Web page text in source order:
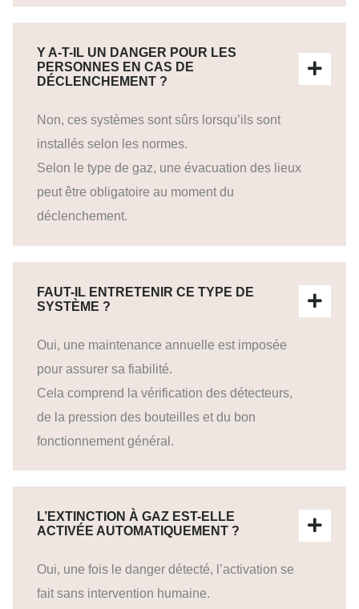
Y A-T-IL UN DANGER POUR LES
PERSONNES EN CAS DE
DÉCLENCHEMENT ?
Non, ces systèmes sont sûrs lorsqu’ils sont
installés selon les normes.
Selon le type de gaz, une évacuation des lieux
peut être obligatoire au moment du
déclenchement.
FAUT-IL ENTRETENIR CE TYPE DE
SYSTÈME ?
Oui, une maintenance annuelle est imposée
pour assurer sa fiabilité.
Cela comprend la vérification des détecteurs,
de la pression des bouteilles et du bon
fonctionnement général.
L’EXTINCTION À GAZ EST-ELLE
ACTIVÉE AUTOMATIQUEMENT ?
Oui, une fois le danger détecté, l’activation se
fait sans intervention humaine.